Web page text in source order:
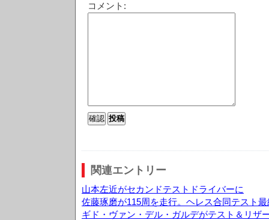
コメント:
関連エントリー
山本左近がセカンドテストドライバーに
佐藤琢磨が115周を走行。ヘレス合同テスト
ギド・ヴァン・デル・ガルデがテスト＆リザ